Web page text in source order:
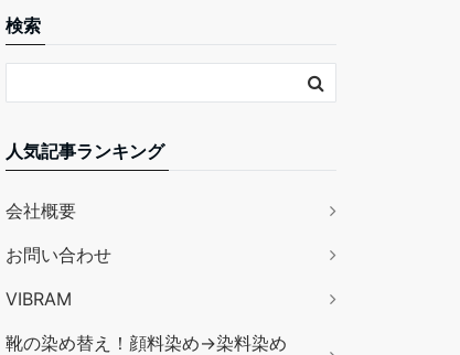
検索
人気記事ランキング
会社概要
お問い合わせ
VIBRAM
靴の染め替え！顔料染め→染料染め